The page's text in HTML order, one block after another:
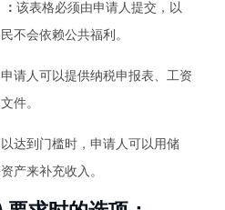
该表格必须由申请人提交，以
不会依赖公共福利。
请人可以提供纳税申报表、工资
件。
达到门槛时，申请人可以用储
产来补充收入。